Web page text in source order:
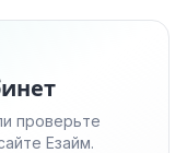
проверьте
Езайм.